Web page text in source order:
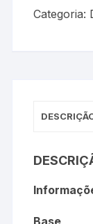
Categoria: